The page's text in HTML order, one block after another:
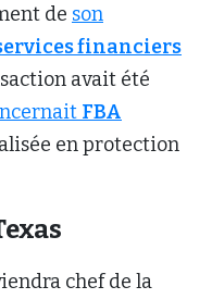
de son
financiers
avait été
FBA
en protection
chef de la